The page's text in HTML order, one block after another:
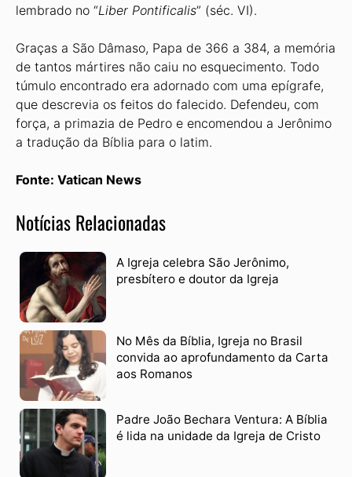
lembrado no “Liber Pontificalis” (séc. VI).
Graças a São Dâmaso, Papa de 366 a 384, a memória
de tantos mártires não caiu no esquecimento. Todo
túmulo encontrado era adornado com uma epígrafe,
que descrevia os feitos do falecido. Defendeu, com
força, a primazia de Pedro e encomendou a Jerônimo
a tradução da Bíblia para o latim.
Fonte: Vatican News
Notícias Relacionadas
A Igreja celebra São Jerônimo,
presbítero e doutor da Igreja
No Mês da Bíblia, Igreja no Brasil
convida ao aprofundamento da Carta
aos Romanos
Padre João Bechara Ventura: A Bíblia
é lida na unidade da Igreja de Cristo